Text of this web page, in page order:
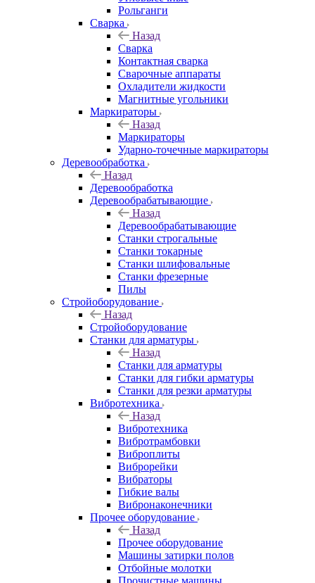
Рольганги
Сварка
Назад
Сварка
Контактная сварка
Сварочные аппараты
Охладители жидкости
Магнитные угольники
Маркираторы
Назад
Маркираторы
Ударно-точечные маркираторы
Деревообработка
Назад
Деревообработка
Деревообрабатывающие
Назад
Деревообрабатывающие
Станки строгальные
Станки токарные
Станки шлифовальные
Станки фрезерные
Пилы
Стройоборудование
Назад
Стройоборудование
Станки для арматуры
Назад
Станки для арматуры
Станки для гибки арматуры
Станки для резки арматуры
Вибротехника
Назад
Вибротехника
Вибротрамбовки
Виброплиты
Виброрейки
Вибраторы
Гибкие валы
Вибронаконечники
Прочее оборудование
Назад
Прочее оборудование
Машины затирки полов
Отбойные молотки
Прочистные машины